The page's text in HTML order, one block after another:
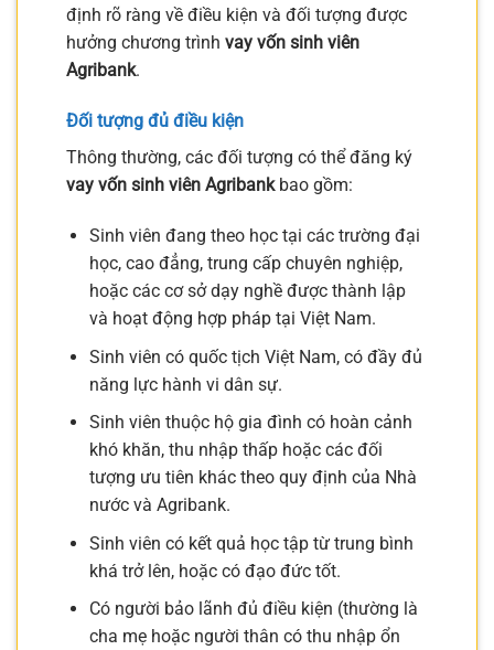
định rõ ràng về điều kiện và đối tượng được
hưởng chương trình vay vốn sinh viên
Agribank.
Đối tượng đủ điều kiện
Thông thường, các đối tượng có thể đăng ký
vay vốn sinh viên Agribankbao gồm:
Sinh viên đang theo học tại các trường đại
học, cao đẳng, trung cấp chuyên nghiệp,
hoặc các cơ sở dạy nghề được thành lập
và hoạt động hợp pháp tại Việt Nam.
Sinh viên có quốc tịch Việt Nam, có đầy đủ
năng lực hành vi dân sự.
Sinh viên thuộc hộ gia đình có hoàn cảnh
khó khăn, thu nhập thấp hoặc các đối
tượng ưu tiên khác theo quy định của Nhà
nước và Agribank.
Sinh viên có kết quả học tập từ trung bình
khá trở lên, hoặc có đạo đức tốt.
Có người bảo lãnh đủ điều kiện (thường là
cha mẹ hoặc người thân có thu nhập ổn